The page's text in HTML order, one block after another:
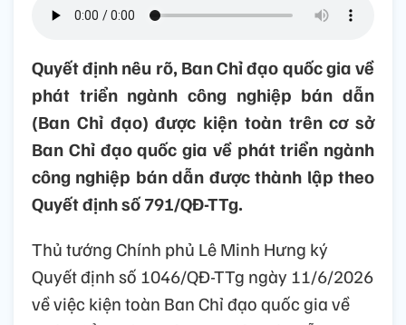
Quyết định nêu rõ, Ban Chỉ đạo quốc gia về
phát triển ngành công nghiệp bán dẫn
(Ban Chỉ đạo) được kiện toàn trên cơ sở
Ban Chỉ đạo quốc gia về phát triển ngành
công nghiệp bán dẫn được thành lập theo
Quyết định số 791/QĐ-TTg.
Thủ tướng Chính phủ Lê Minh Hưng ký
Quyết định số 1046/QĐ-TTg ngày 11/6/2026
về việc kiện toàn Ban Chỉ đạo quốc gia về